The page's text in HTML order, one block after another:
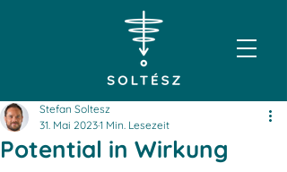
Potential in Wirkung
Stefan Soltesz
31. Mai 20231 Min. Lesezeit